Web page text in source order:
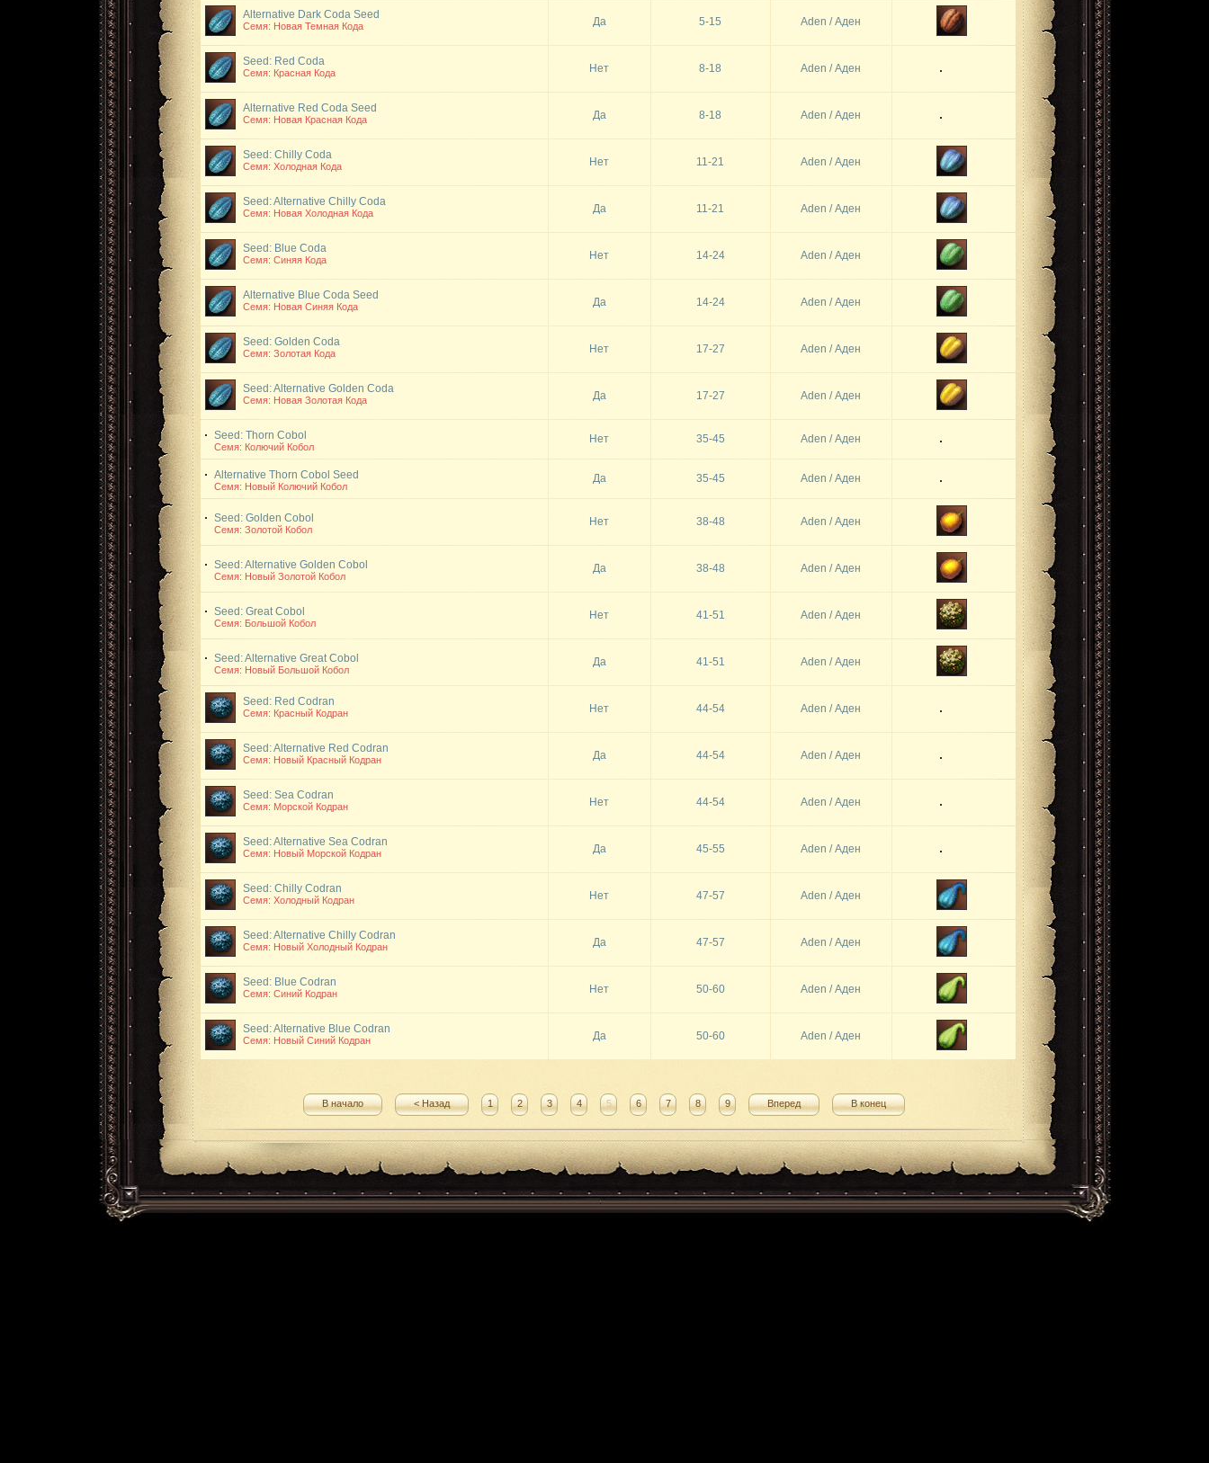
Alternative Dark Coda Seed
Семя: Новая Темная Кода Да 5-15 Aden / Аден
Seed: Red Coda
Семя: Красная Кода Нет 8-18 Aden / Аден
Alternative Red Coda Seed
Семя: Новая Красная Кода Да 8-18 Aden / Аден
Seed: Chilly Coda
Семя: Холодная Кода Нет 11-21 Aden / Аден
Seed: Alternative Chilly Coda
Семя: Новая Холодная Кода Да 11-21 Aden / Аден
Seed: Blue Coda
Семя: Синяя Кода Нет 14-24 Aden / Аден
Alternative Blue Coda Seed
Семя: Новая Синяя Кода Да 14-24 Aden / Аден
Seed: Golden Coda
Семя: Золотая Кода Нет 17-27 Aden / Аден
Seed: Alternative Golden Coda
Семя: Новая Золотая Кода Да 17-27 Aden / Аден
Seed: Thorn Cobol
Семя: Колючий Кобол
Нет 35-45 Aden / Аден
Alternative Thorn Cobol Seed
Семя: Новый Колючий Кобол
Да 35-45 Aden / Аден
Seed: Golden Cobol
Семя: Золотой Кобол
Нет 38-48 Aden / Аден
Seed: Alternative Golden Cobol
Семя: Новый Золотой Кобол
Да 38-48 Aden / Аден
Seed: Great Cobol
Семя: Большой Кобол
Нет 41-51 Aden / Аден
Seed: Alternative Great Cobol
Семя: Новый Большой Кобол
Да 41-51 Aden / Аден
Seed: Red Codran
Семя: Красный Кодран Нет 44-54 Aden / Аден
Seed: Alternative Red Codran
Семя: Новый Красный Кодран Да 44-54 Aden / Аден
Seed: Sea Codran
Семя: Морской Кодран Нет 44-54 Aden / Аден
Seed: Alternative Sea Codran
Семя: Новый Морской Кодран Да 45-55 Aden / Аден
Seed: Chilly Codran
Семя: Холодный Кодран Нет 47-57 Aden / Аден
Seed: Alternative Chilly Codran
Семя: Новый Холодный Кодран Да 47-57 Aden / Аден
Seed: Blue Codran
Семя: Синий Кодран Нет 50-60 Aden / Аден
Seed: Alternative Blue Codran
Семя: Новый Синий Кодран Да 50-60 Aden / Аден
В начало < Назад 1 2 3 4 5 6 7 8 9 Вперед В конец